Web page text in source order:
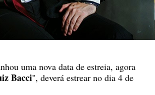
uma nova data de estreia, agora
Bacci", deverá estrear no dia 4 de